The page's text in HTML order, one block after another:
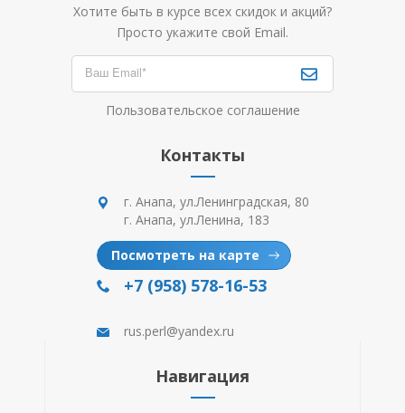
Хотите быть в курсе всех скидок и акций?
Просто укажите свой Email.
Пользовательское соглашение
Навигация
Контакты
г. Анапа, ул.Ленинградская, 80
г. Анапа, ул.Ленина, 183
Посмотреть на карте
+7 (958) 578-16-53
rus.perl@yandex.ru